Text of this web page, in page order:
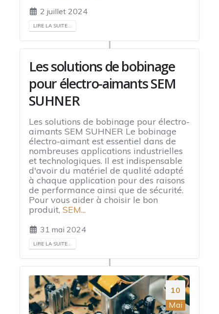
2 juillet 2024
LIRE LA SUITE...
Les solutions de bobinage
pour électro-aimants SEM
SUHNER
Les solutions de bobinage pour électro-
aimants SEM SUHNER Le bobinage
électro-aimant est essentiel dans de
nombreuses applications industrielles
et technologiques. Il est indispensable
d'avoir du matériel de qualité adapté
à chaque application pour des raisons
de performance ainsi que de sécurité.
Pour vous aider à choisir le bon
produit,SEM...
31 mai 2024
LIRE LA SUITE...
10
Mai